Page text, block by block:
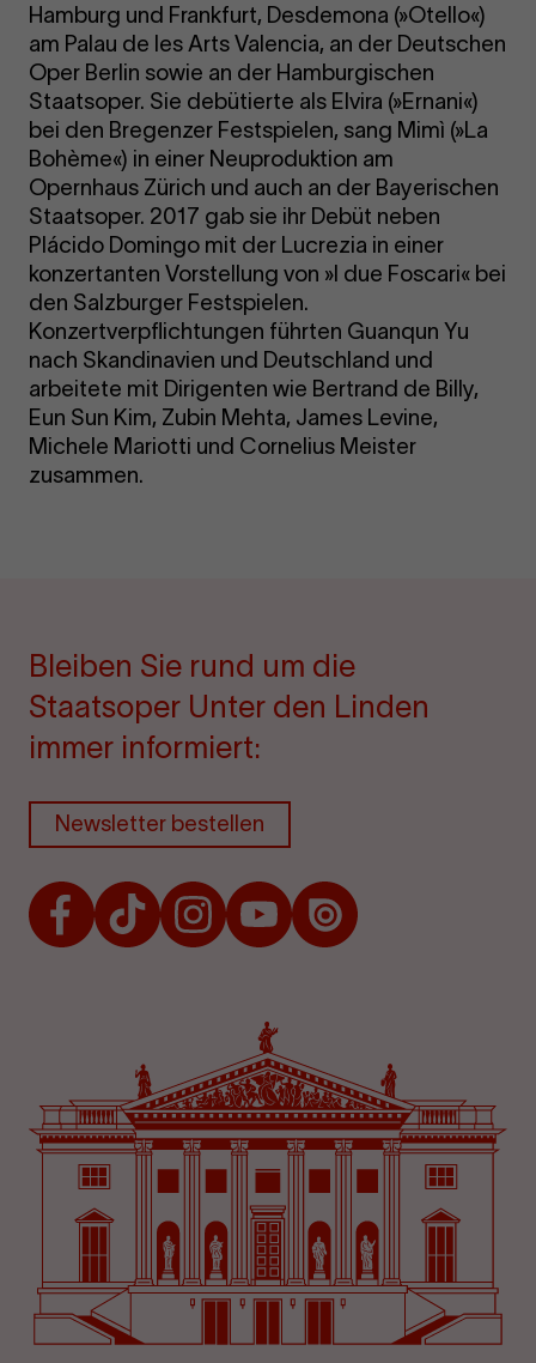
Hamburg und Frankfurt, Desdemona (»Otello«)
am Palau de les Arts Valencia, an der Deutschen
Oper Berlin sowie an der Hamburgischen
Staatsoper. Sie debütierte als Elvira (»Ernani«)
bei den Bregenzer Festspielen, sang Mimì (»La
Bohème«) in einer Neuproduktion am
Opernhaus Zürich und auch an der Bayerischen
Staatsoper. 2017 gab sie ihr Debüt neben
Plácido Domingo mit der Lucrezia in einer
konzertanten Vorstellung von »I due Foscari« bei
den Salzburger Festspielen.
Konzertverpflichtungen führten Guanqun Yu
nach Skandinavien und Deutschland und
arbeitete mit Dirigenten wie Bertrand de Billy,
Eun Sun Kim, Zubin Mehta, James Levine,
Michele Mariotti und Cornelius Meister
zusammen.
Bleiben Sie rund um die
Staatsoper Unter den Linden
immer informiert:
Newsletter bestellen
FacebookTikTokInstagramYoutubeIssuu